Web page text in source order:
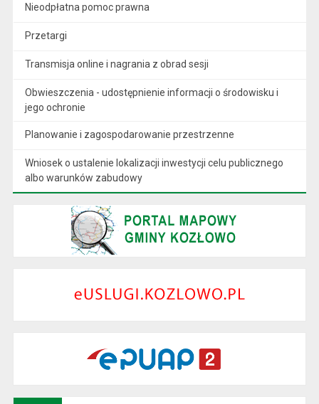
Nieodpłatna pomoc prawna
Przetargi
Transmisja online i nagrania z obrad sesji
Obwieszczenia - udostępnienie informacji o środowisku i
jego ochronie
Planowanie i zagospodarowanie przestrzenne
Wniosek o ustalenie lokalizacji inwestycji celu publicznego
albo warunków zabudowy